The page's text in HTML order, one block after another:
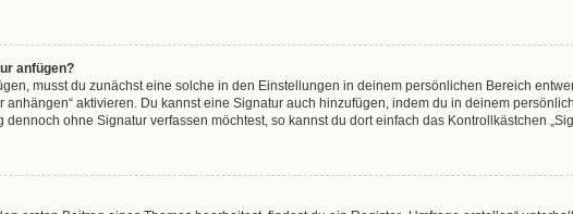
anfügen?
musst du zunächst eine solche in den Einstellungen in deinem persönlichen Bereich
anhängen“ aktivieren. Du kannst eine Signatur auch hinzufügen, indem du in deinem
ohne Signatur verfassen möchtest, so kannst du dort einfach das Kontrollkästchen